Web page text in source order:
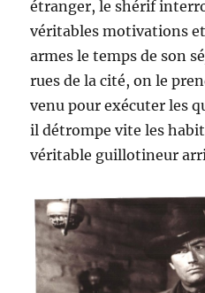
étranger, le shérif
véritables motivations
armes le temps de son
rues de la cité, on le
venu pour exécuter les
il détrompe vite les
véritable guillotineur